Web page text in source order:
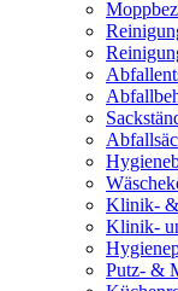
Klinik- &
Klinik-
Putz- &